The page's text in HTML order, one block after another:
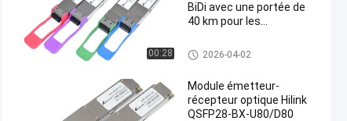
00:28
BiDi avec une portée de
40 km pour les
données
Module optique d'émetteur-réc
epteur
2026-04-02
Module émetteur-
récepteur optique Hilink
QSFP28-BX-U80/D80